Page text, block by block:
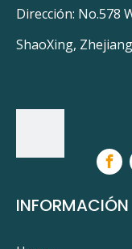
Dirección: No.578
ShaoXing,
INFORMACIÓN